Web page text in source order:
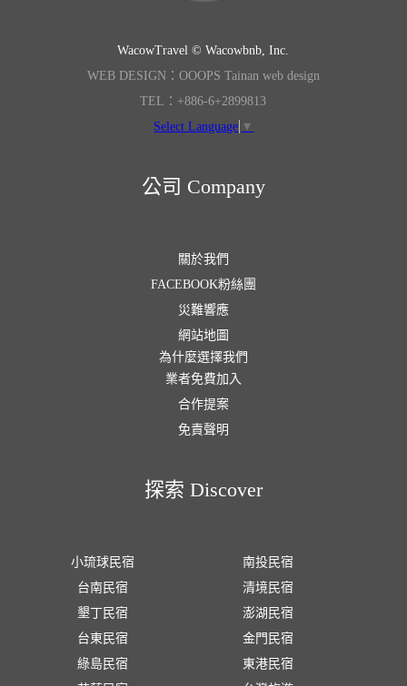
WacowTravel © Wacowbnb, Inc.
WEB DESIGN：OOOPS Tainan web design
TEL：+886-6+2899813
Select Language ▼
公司 Company
關於我們
FACEBOOK粉絲團
災難響應
網站地圖
為什麼選擇我們
業者免費加入
合作提案
免責聲明
探索 Discover
小琉球民宿
台南民宿
墾丁民宿
台東民宿
綠島民宿
南投民宿
清境民宿
澎湖民宿
金門民宿
東港民宿